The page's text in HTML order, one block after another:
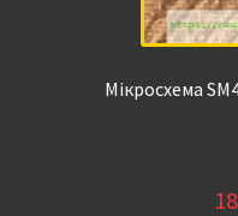
Мікросхема